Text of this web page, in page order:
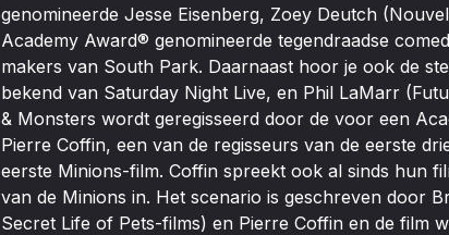
genomineerde Jesse Eisenberg, Zoey Deutch
Academy Award® genomineerde tegendraadse
makers van South Park. Daarnaast hoor je ook de
bekend van Saturday Night Live, en Phil LaMarr
& Monsters wordt geregisseerd door de voor een
Pierre Coffin, een van de regisseurs van de eerste
eerste Minions-film. Coffin spreekt ook al sinds hun
van de Minions in. Het scenario is geschreven door
Secret Life of Pets-films) en Pierre Coffin en de film